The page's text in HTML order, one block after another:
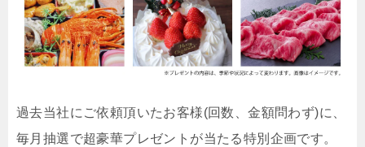
過去当社にご依頼頂いたお客様(回数、金額問わず)に、
毎月抽選で超豪華プレゼントが当たる特別企画です。